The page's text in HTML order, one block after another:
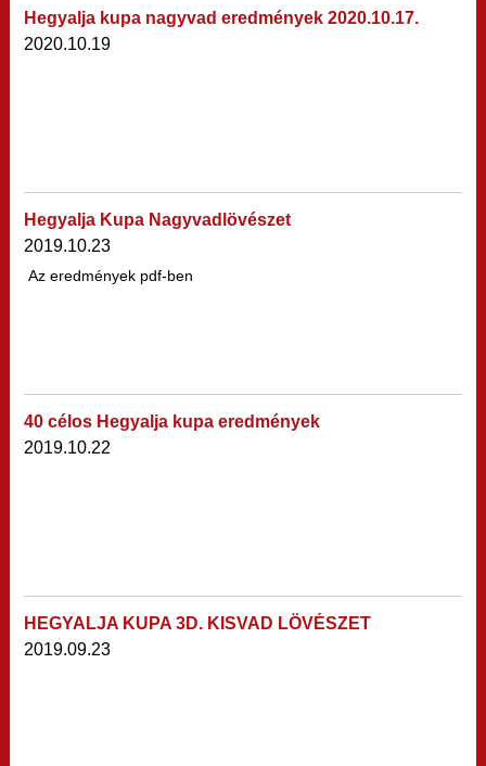
Hegyalja kupa nagyvad eredmények 2020.10.17.
2020.10.19
Hegyalja Kupa Nagyvadlövészet
2019.10.23
Az eredmények pdf-ben
40 célos Hegyalja kupa eredmények
2019.10.22
HEGYALJA KUPA 3D. KISVAD LÖVÉSZET
eredmények
2019.09.23